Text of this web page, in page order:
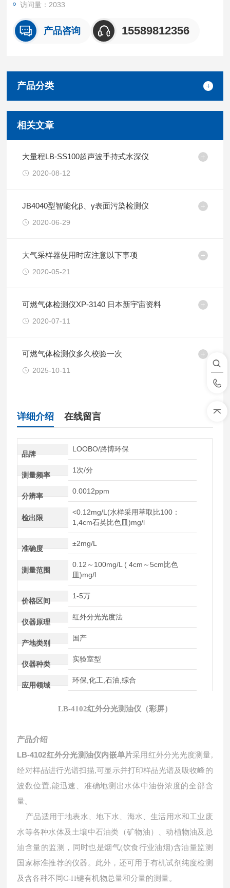
访问量：2033
产品咨询 15589812356
产品分类
相关文章
大量程LB-SS100超声波手持式水深仪
2020-08-12
JB4040型智能化β、γ表面污染检测仪
2020-06-29
大气采样器使用时应注意以下事项
2020-05-21
可燃气体检测仪XP-3140 日本新宇宙资料
2020-07-11
可燃气体检测仪多久校验一次
2025-10-11
详细介绍 在线留言
品牌
LOOBO/路博环保
测量频率
1次/分
分辨率
0.0012ppm
检出限
<0.12mg/L(水样采用萃取比100：
1,4cm石英比色皿)mg/l
准确度
±2mg/L
测量范围
0.12～100mg/L ( 4cm～5cm比色
皿)mg/l
价格区间
1-5万
仪器原理
红外分光光度法
产地类别
国产
仪器种类
实验室型
应用领域
环保,化工,石油,综合
LB-4102红外分光测油仪（彩屏）
产品介绍
LB-4102红外分光测油仪内嵌单片采用红外分光光度测量,
经对样品进行光谱扫描,可显示并打印样品光谱及吸收峰的
波数位置,能迅速、准确地测出水体中油份浓度的全部含
量。
产品适用于地表水、地下水、海水、生活用水和工业废
水等各种水体及土壤中石油类（矿物油）、动植物油及总
油含量的监测，同时也是烟气(饮食行业油烟)含油量监测
国家标准推荐的仪器。此外，还可用于有机试剂纯度检测
及含各种不同C-H键有机物总量和分量的测量。